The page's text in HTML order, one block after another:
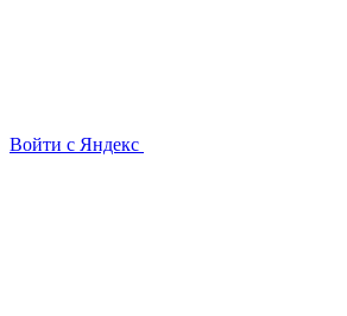
Войти с Яндекс